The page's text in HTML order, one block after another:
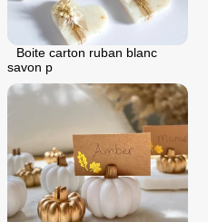
Boite carton ruban blanc
savon p